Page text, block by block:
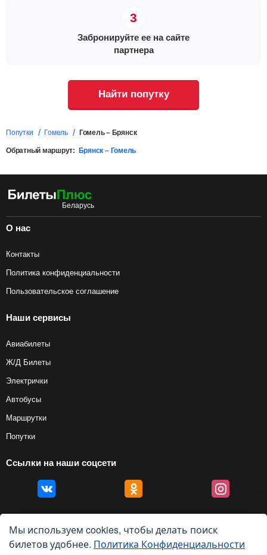
Забронируйте ее на сайте
партнера
Найти попутку
Попутки Гомель Гомель – Брянск
Обратный маршрут: Брянск – Гомель
О нас
Контакты
Политика конфиденциальности
Пользовательское соглашение
Наши сервисы
Авиабилеты
Ж/Д Билеты
Электрички
Автобусы
Маршрутки
Попутки
Ссылки на наши соцсети
© 2012 — 2026, Biletyplus, ООО «Инновэйтив Трэвел Текнолоджиз». Все
Мы используем cookies, чтобы делать поиск
билетов удобнее. Политика Конфиденциальности